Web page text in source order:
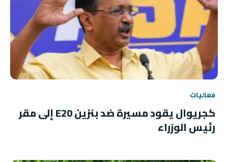
فعاليات
كجريوال يقود مسيرة ضد بنزين E20 إلى مقر
رئيس الوزراء